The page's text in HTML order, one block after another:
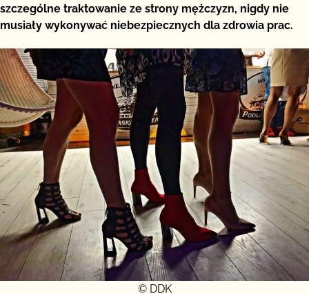
szczególne traktowanie ze strony mężczyzn, nigdy nie
musiały wykonywać niebezpiecznych dla zdrowia prac.
© DDK